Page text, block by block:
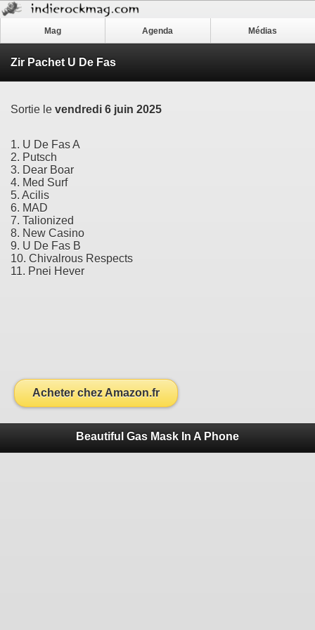
Mag Agenda Médias
Zir Pachet U De Fas
Sortie le vendredi 6 juin 2025
1. U De Fas A
2. Putsch
3. Dear Boar
4. Med Surf
5. Acilis
6. MAD
7. Talionized
8. New Casino
9. U De Fas B
10. Chivalrous Respects
11. Pnei Hever
Acheter chez Amazon.fr
Beautiful Gas Mask In A Phone